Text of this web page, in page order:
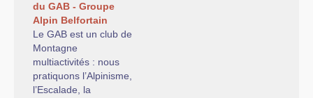
Documents
Nouvelles brèves
Sorties
du GAB - Groupe
Alpin Belfortain
Le GAB est un club de
Montagne
multiactivités : nous
pratiquons l’Alpinisme,
l’Escalade, la